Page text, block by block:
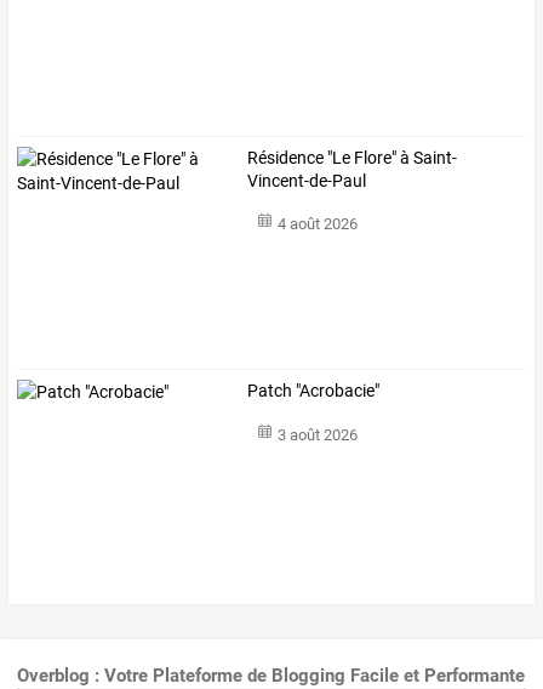
Résidence "Le Flore" à Saint-
Vincent-de-Paul
4 août 2026
Patch "Acrobacie"
3 août 2026
Overblog : Votre Plateforme de Blogging Facile et Performante